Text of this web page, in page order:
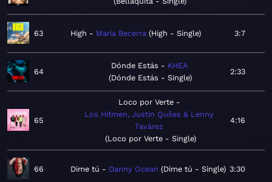
63 High Maria Becerra High - Single 3:7
64
Dónde Estás
KHEA
Dónde Estás - Single
2:33
65
Loco por Verte
Los Hitmen, Justin Quiles & Lenny
Tavárez
Loco por Verte - Single
4:16
66 Dime tú Danny Ocean Dime tú - Single 3:30